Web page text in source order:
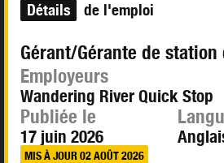
Détails de l'emploi
Gérant/Gérante de station
Employeurs
Wandering River Quick Stop
Publiée le
17 juin 2026
MIS À JOUR 02 AOÛT 2026